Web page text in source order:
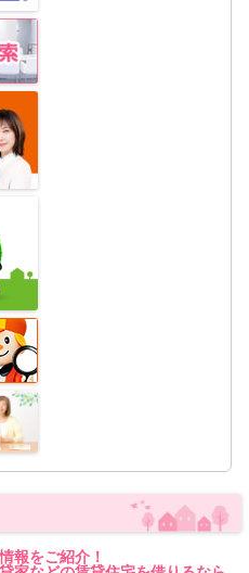
報をご紹介！